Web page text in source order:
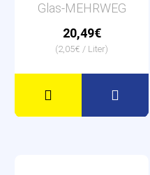
Glas-MEHRWEG
20,49€
(2,05€ / Liter)